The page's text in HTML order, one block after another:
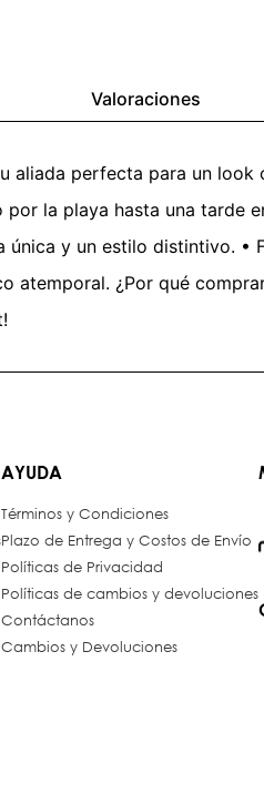
Valoraciones
aliada perfecta para un
la playa hasta una tarde
y un estilo distintivo.
atemporal. ¿Por qué
AYUDA
Términos y Condiciones
Plazo de Entrega y Costos de Envío
Políticas de Privacidad
Políticas de cambios y devoluciones
Contáctanos
Cambios y Devoluciones